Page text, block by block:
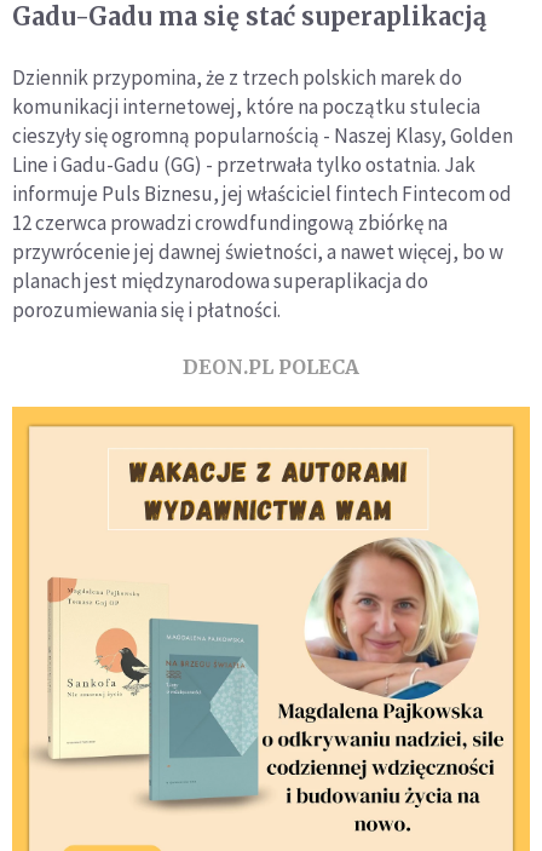
Gadu-Gadu ma się stać superaplikacją
Dziennik przypomina, że z trzech polskich marek do
komunikacji internetowej, które na początku stulecia
cieszyły się ogromną popularnością - Naszej Klasy, Golden
Line i Gadu-Gadu (GG) - przetrwała tylko ostatnia. Jak
informuje Puls Biznesu, jej właściciel fintech Fintecom od
12 czerwca prowadzi crowdfundingową zbiórkę na
przywrócenie jej dawnej świetności, a nawet więcej, bo w
planach jest międzynarodowa superaplikacja do
porozumiewania się i płatności.
DEON.PL POLECA